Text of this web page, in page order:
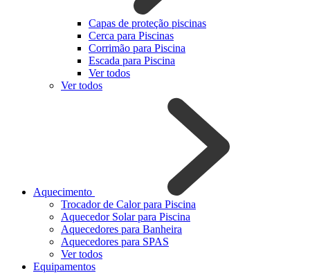
Capas de proteção piscinas
Cerca para Piscinas
Corrimão para Piscina
Escada para Piscina
Ver todos
Ver todos
Aquecimento
Trocador de Calor para Piscina
Aquecedor Solar para Piscina
Aquecedores para Banheira
Aquecedores para SPAS
Ver todos
Equipamentos